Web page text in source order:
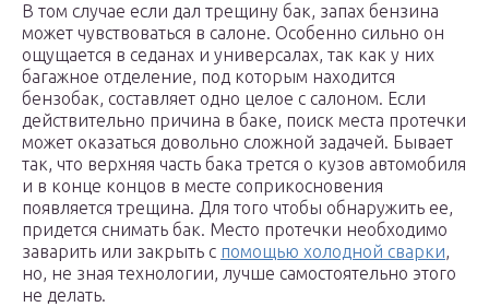
В том случае если дал трещину бак, запах бензина
может чувствоваться в салоне. Особенно сильно он
ощущается в седанах и универсалах, так как у них
багажное отделение, под которым находится
бензобак, составляет одно целое с салоном. Если
действительно причина в баке, поиск места протечки
может оказаться довольно сложной задачей. Бывает
так, что верхняя часть бака трется о кузов автомобиля
и в конце концов в месте соприкосновения
появляется трещина. Для того чтобы обнаружить ее,
придется снимать бак. Место протечки необходимо
заварить или закрыть с помощью холодной сварки,
но, не зная технологии, лучше самостоятельно этого
не делать.